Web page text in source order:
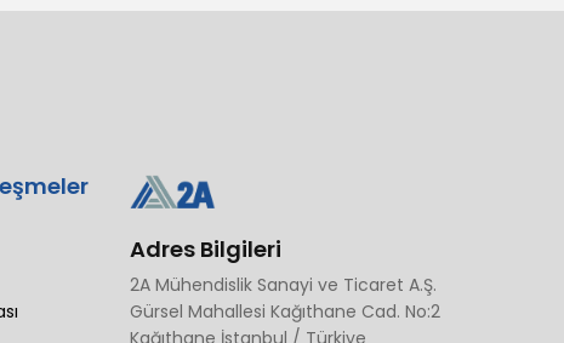
Adres Bilgileri
2A Mühendislik Sanayi ve Ticaret A.Ş.
Gürsel Mahallesi Kağıthane Cad. No:2
Kağıthane İstanbul / Türkiye